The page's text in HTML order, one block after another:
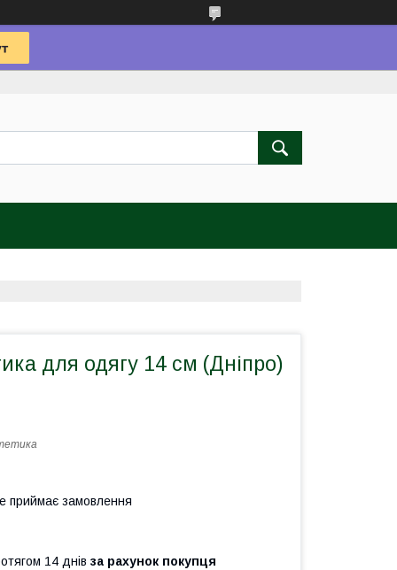
для одягу 14 см (Дніпро)
приймає замовлення
14 днів за рахунок покупця